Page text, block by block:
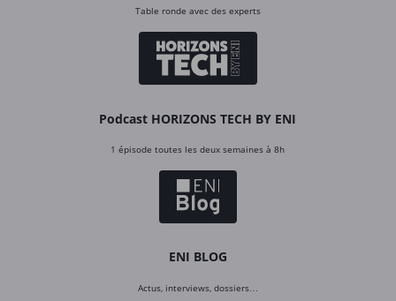
Table ronde avec des experts
Podcast HORIZONS TECH BY ENI
1 épisode toutes les deux semaines à 8h
ENI BLOG
Actus, interviews, dossiers…